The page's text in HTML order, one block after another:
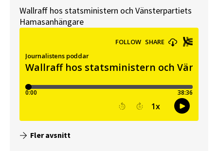
Wallraff hos statsministern och Vänsterpartiets
Hamasanhängare
Fler avsnitt